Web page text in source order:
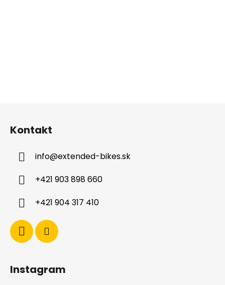
Kontakt
info@extended-bikes.sk
+421 903 898 660
+421 904 317 410
Instagram